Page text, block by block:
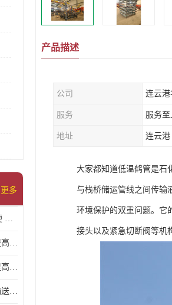
更多
DN80不锈钢鹤管 维修方便 提高输送效率
硫酸装车鹤管 维修方便 提高输送效率
天然气鹤管 承载能力强 提高输送效率
伴热鹤管 旋转灵活 提高输送效率
产品描述
公司 连云港
服务 服务
地址 连云港
大家都知道低温鹤管是石
与栈桥储运管线之间传输
环境保护的双重问题。它
接头以及紧急切断阀等机